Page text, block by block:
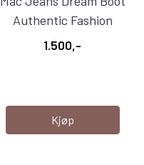
Authentic Fashion
Rinsed
1.500,-
Kjøp